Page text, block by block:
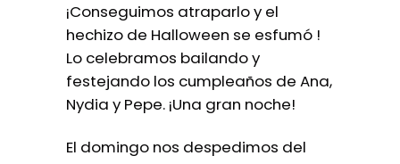
¡Conseguimos atraparlo y el
hechizo de Halloween se esfumó !
Lo celebramos bailando y
festejando los cumpleaños de Ana,
Nydia y Pepe. ¡Una gran noche!
El domingo nos despedimos del